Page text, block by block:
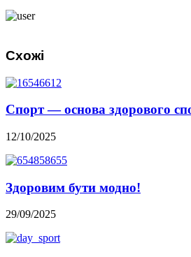
Схожі
Спорт — основа здорового
12/10/2025
Здоровим бути модно!
29/09/2025